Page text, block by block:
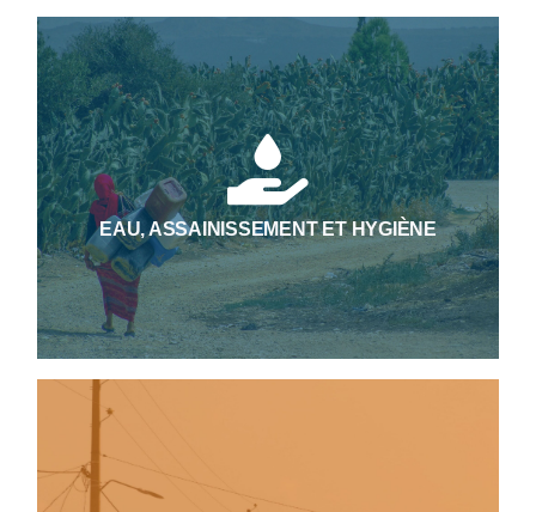
EAU, ASSAINISSEMENT ET HYGIÈNE
Nous travaillons pour garantir un accès
équitable à l’eau potable et aux infrastructures
sanitaires. Nos actions incluent la gestion
intégrée des ressources en eau, la conception
d’infrastructures gérées de manière durable, la
sensibilisation aux bonnes pratiques et le
renforcement des capacités locales.
Nous accompagnons les villes et les territoires
dans leur développement, en apportant des
solutions adaptées aux enjeux d’aménagement